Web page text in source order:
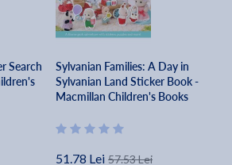
Search
Sylvanian Families: A Day in
Sylvanian Land Sticker Book -
Macmillan Children's Books
51.78 Lei 57.53 Lei